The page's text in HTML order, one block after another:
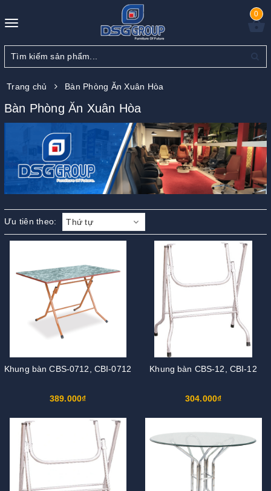
Toggle
0
Trang chủ Bàn Phòng Ăn Xuân Hòa
Bàn Phòng Ăn Xuân Hòa
Ưu tiên theo: Thứ tự
Khung bàn CBS-0712, CBI-0712
389.000₫
Khung bàn CBS-12, CBI-12
304.000₫